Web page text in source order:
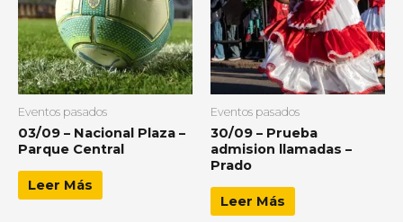
Eventos pasados
03/09 – Nacional Plaza –
Parque Central
Leer Más
Eventos pasados
30/09 – Prueba
admision llamadas –
Prado
Leer Más